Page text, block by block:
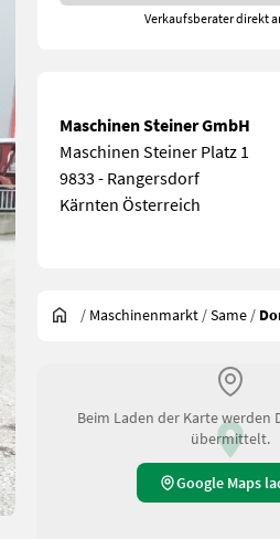
Verkaufsberater direkt
Maschinen Steiner GmbH
Maschinen Steiner Platz 1
9833 - Rangersdorf
Kärnten Österreich
/ Maschinenmarkt /Same /
Beim Laden der Karte werden
übermittelt.
Google Maps